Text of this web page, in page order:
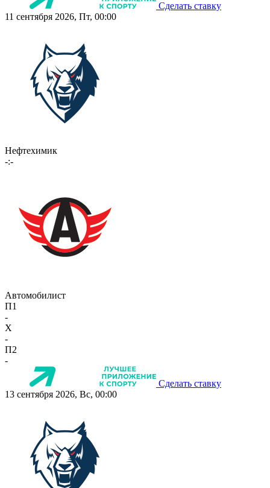
Сделать ставку
11 сентября 2026, Пт, 00:00
Нефтехимик
-:-
Автомобилист
П1
-
X
-
П2
-
Сделать ставку
13 сентября 2026, Вс, 00:00